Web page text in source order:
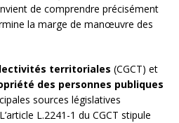
de comprendre précisément
la marge de manœuvre des
territoriales (CGCT) et
des personnes publiques
sources législatives
L.2241-1 du CGCT stipule